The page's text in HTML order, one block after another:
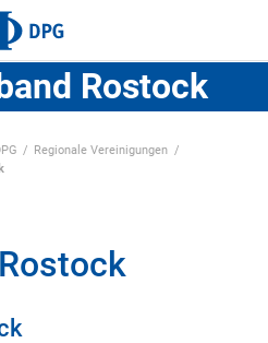
Rostock
Regionale Vereinigungen